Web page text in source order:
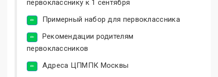
первокласснику к 1 сентября
Примерный набор для первоклассника
Рекомендации родителям
первоклассников
Адреса ЦПМПК Москвы